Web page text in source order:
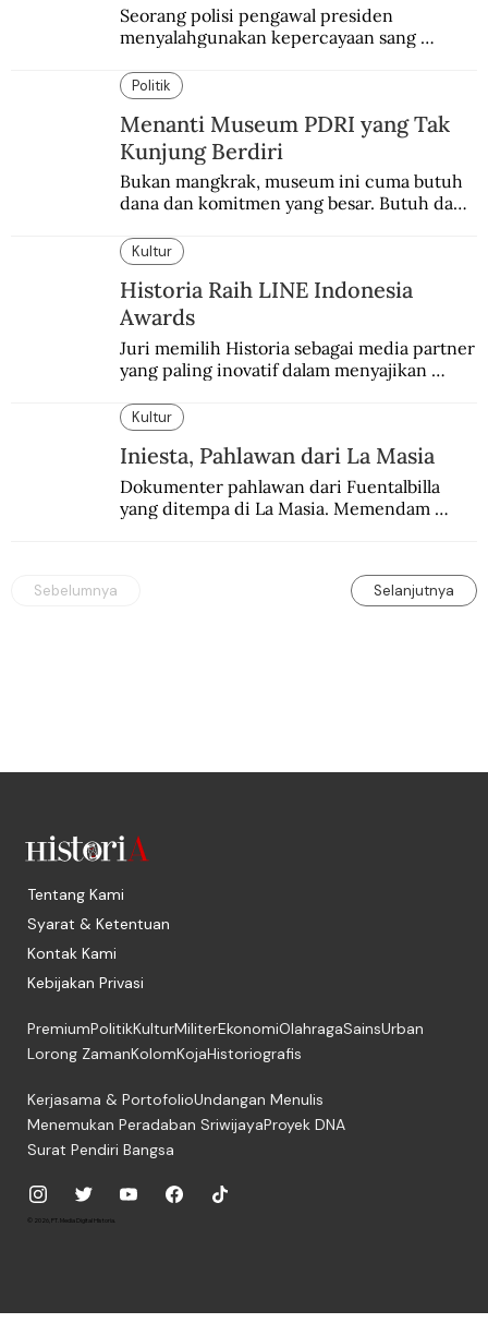
Seorang polisi pengawal presiden
menyalahgunakan kepercayaan sang
Politik
Menanti Museum PDRI yang Tak
Kunjung Berdiri
Bukan mangkrak, museum ini cuma butuh
dana dan komitmen yang besar. Butuh dana
Kultur
Historia Raih LINE Indonesia
Awards
Juri memilih Historia sebagai media partner
yang paling inovatif dalam menyajikan
Kultur
Iniesta, Pahlawan dari La Masia
Dokumenter pahlawan dari Fuentalbilla
yang ditempa di La Masia. Memendam
Sebelumnya Selanjutnya
Tentang Kami
Syarat & Ketentuan
Kontak Kami
Kebijakan Privasi
PremiumPolitikKulturMiliterEkonomiOlahragaSainsUrban
Lorong ZamanKolomKojaHistoriografis
Kerjasama & PortofolioUndangan Menulis
Menemukan Peradaban SriwijayaProyek DNA
Surat Pendiri Bangsa
© 2026, PT. Media Digital Historia.